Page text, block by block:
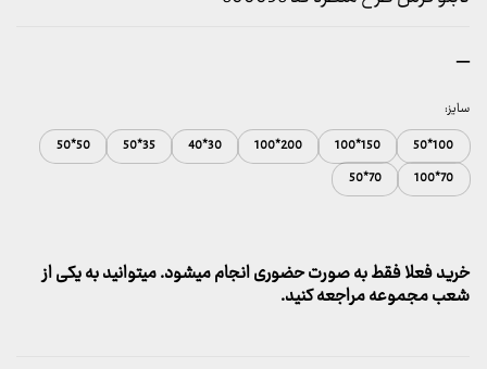
–محدوده
تا
2,600,000 تومان
سایز:
100*50
150*100
200*100
30*40
35*50
50*50
70*100
70*50
خرید فعلا فقط به صورت حضوری انجام میشود. میتوانید به یکی از
شعب مجموعه مراجعه کنید.